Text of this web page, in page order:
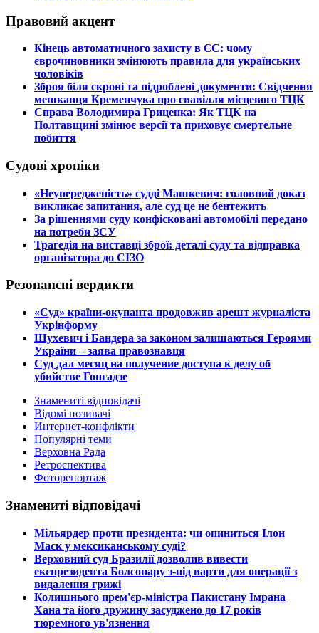
Правовий акцент
​Кінець автоматичного захисту в ЄС: чому
єврочиновники змінюють правила для українських
чоловіків
​Зброя біля скроні та підроблені документи: Свідчення
мешканця Кременчука про свавілля місцевого ТЦК
​Справа Володимира Гриценка: Як ТЦК на
Полтавщині змінює версії та приховує смертельне
побиття
Судові хроніки
​«Неупередженість» судді Машкевич: головний доказ
викликає запитання, але суд це не бентежить
​За рішеннями суду конфісковані автомобілі передано
на потреби ЗСУ
​Трагедія на виставці зброї: деталі суду та відправка
організатора до СІЗО
Резонансні вердикти
​«Суд» країни-окупанта продовжив арешт журналіста
Укрінформу
Шухевич і Бандера за законом залишаються Героями
України – заява правознавця
Суд дал месяц на получение доступа к делу об
убийстве Гонгадзе
Знамениті відповідачі
Відомі позивачі
Интернет-конфлікти
Популярні теми
Верховна Рада
Ретроспектива
Фоторепортаж
Знамениті відповідачі
​Мільярдер проти президента: чи опиниться Ілон
Маск у мексиканському суді?
​Верховний суд Бразилії дозволив вивести
експрезидента Болсонару з-під варти для операції з
видалення грижі
​Колишнього прем'єр-міністра Пакистану Імрана
Хана та його дружину засуджено до 17 років
тюремного ув'язнення